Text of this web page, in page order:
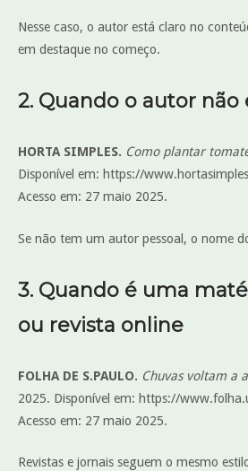
Nesse caso, o autor está claro no
em destaque no começo.
2. Quando o autor
HORTA SIMPLES. Como plantar
Disponível em: https://
Acesso em: 27 maio 2025.
Se não tem um autor pessoal, o nome
3. Quando é uma
ou revista online
FOLHA DE S.PAULO. Chuvas voltam a
2025. Disponível em: https://
Acesso em: 27 maio 2025.
Revistas e jornais seguem o mesmo